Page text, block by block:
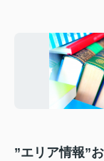
”エリア情報”